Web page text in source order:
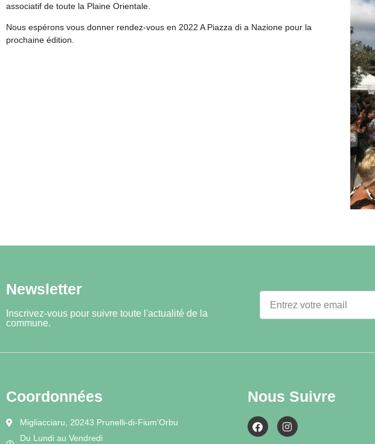
associatif de toute la Plaine Orientale.
Nous espérons vous donner rendez-vous en 2022 A Piazza di a Nazione pour la
prochaine édition.
Newsletter
Inscrivez-vous pour suivre toute l'actualité de la
commune.
Coordonnées
Migliacciaru, 20243 Prunelli-di-Fium'Orbu
Du Lundi au Vendredi
Nous Suivre